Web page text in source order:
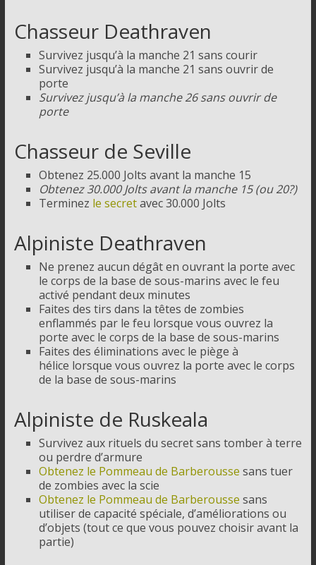
Chasseur Deathraven
Survivez jusqu’à la manche 21 sans courir
Survivez jusqu’à la manche 21 sans ouvrir de
porte
Survivez jusqu’à la manche 26 sans ouvrir de
porte
Chasseur de Seville
Obtenez 25.000 Jolts avant la manche 15
Obtenez 30.000 Jolts avant la manche 15 (ou 20?)
Terminez le secretavec 30.000 Jolts
Alpiniste Deathraven
Ne prenez aucun dégât en ouvrant la porte avec
le corps de la base de sous-marins avec le feu
activé pendant deux minutes
Faites des tirs dans la têtes de zombies
enflammés par le feu lorsque vous ouvrez la
porte avec le corps de la base de sous-marins
Faites des éliminations avec le piège à
hélice lorsque vous ouvrez la porte avec le corps
de la base de sous-marins
Alpiniste de Ruskeala
Survivez aux rituels du secret sans tomber à terre
ou perdre d’armure
Obtenez le Pommeau de Barberousse sans tuer
de zombies avec la scie
Obtenez le Pommeau de Barberousse sans
utiliser de capacité spéciale, d’améliorations ou
d’objets (tout ce que vous pouvez choisir avant la
partie)